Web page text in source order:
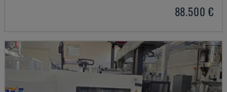
88.500 €